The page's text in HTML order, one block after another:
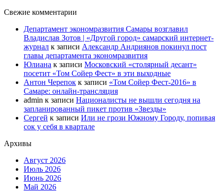
Свежие комментарии
Департамент экономразвития Самары возглавил
Владислав Зотов | «Другой город» самарский интернет-
журнал к записи Александр Андриянов покинул пост
главы департамента экономразвития
Юлиана к записи Московский «столярный десант»
посетит «Том Сойер Фест» в эти выходные
Антон Черепок к записи «Том Сойер Фест-2016» в
Самаре: онлайн-трансляция
admin к записи Националисты не вышли сегодня на
запланированный пикет против «Звезды»
Сергей к записи Или не грози Южному Городу, попивая
сок у себя в квартале
Архивы
Август 2026
Июль 2026
Июнь 2026
Май 2026